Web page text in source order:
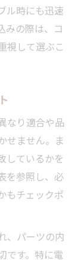
ル時にも迅速
みの際は、コ
視して選ぶこ
なり適合や品
せません。ま
しているかを
を参照し、必
もチェックポ
、パーツの内
です。特に電